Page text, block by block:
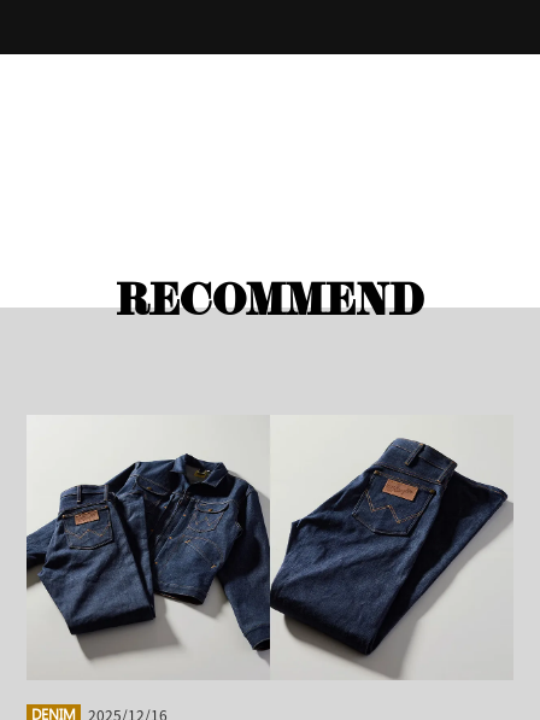
RECOMMEND
DENIM 2025/12/16